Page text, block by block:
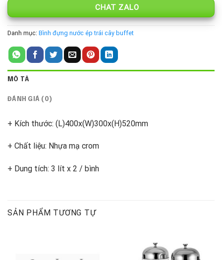
CHAT ZALO
Danh mục: Bình đựng nước ép trái cây buffet
MÔ TẢ
ĐÁNH GIÁ (0)
+ Kích thước: (L)400x(W)300x(H)520mm
+ Chất liệu: Nhựa mạ crom
+ Dung tích: 3 lít x 2 / bình
SẢN PHẨM TƯƠNG TỰ